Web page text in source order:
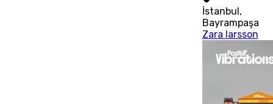
İstanbul,
Bayrampaşa
Zara larsson